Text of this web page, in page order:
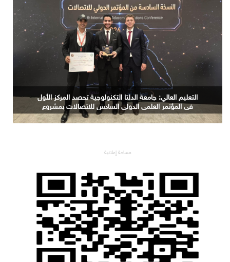
حجم سوق الذكاء الاصطناعي العالمي سيرتفع من 189 مليار
دولار في 2023 إلى 4.8 تريليونات دولار بحلول 2033
مساحة إعلانية